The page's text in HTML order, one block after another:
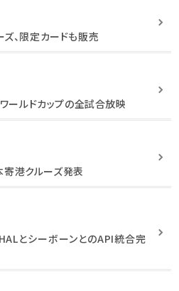
、限定カードも販売
ワールドカップの全試合放映
港クルーズ発表
とシーボーンとのAPI統合完